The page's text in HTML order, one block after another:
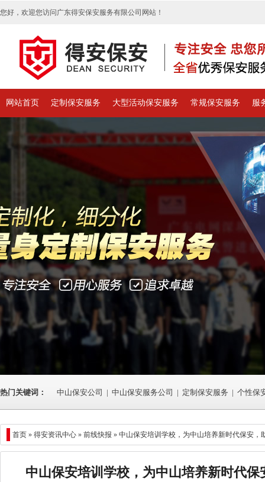
您好，欢迎您访问广东得安保安服务有限公司网站！
网站首页 定制保安服务 大型活动保安服务 常规保安服务 服
热门关键词： 中山保安公司 | 中山保安服务公司 | 定制保安服务 | 个性保
首页 » 得安资讯中心 » 前线快报 » 中山保安培训学校，为中山培养新时代保安，
中山保安培训学校，为中山培养新时代